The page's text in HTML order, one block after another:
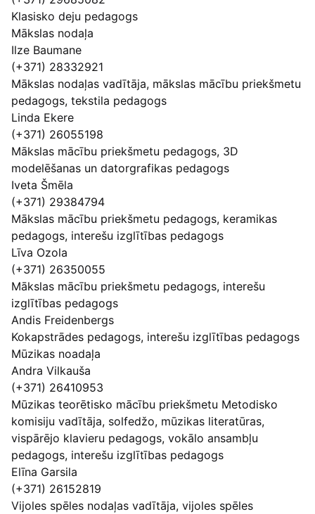
Klasisko deju pedagogs
Mākslas nodaļa
Ilze Baumane
(+371) 28332921
Mākslas nodaļas vadītāja, mākslas mācību priekšmetu
pedagogs, tekstila pedagogs
Linda Ekere
(+371) 26055198
Mākslas mācību priekšmetu pedagogs, 3D
modelēšanas un datorgrafikas pedagogs
Iveta Šmēla
(+371) 29384794
Mākslas mācību priekšmetu pedagogs, keramikas
pedagogs, interešu izglītības pedagogs
Līva Ozola
(+371) 26350055
Mākslas mācību priekšmetu pedagogs, interešu
izglītības pedagogs
Andis Freidenbergs
Kokapstrādes pedagogs, interešu izglītības pedagogs
Mūzikas noadaļa
Andra Vilkauša
(+371) 26410953
Mūzikas teorētisko mācību priekšmetu Metodisko
komisiju vadītāja, solfedžo, mūzikas literatūras,
vispārējo klavieru pedagogs, vokālo ansambļu
pedagogs, interešu izglītības pedagogs
Elīna Garsila
(+371) 26152819
Vijoles spēles nodaļas vadītāja, vijoles spēles